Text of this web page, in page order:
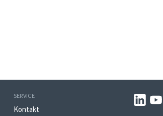
SERVICE
Kontakt